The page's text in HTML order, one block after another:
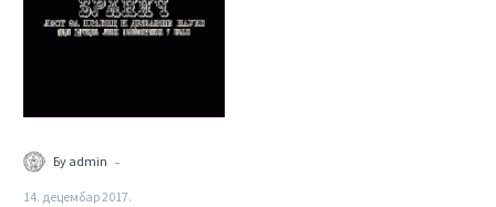
предлога
Бy admin -
14. децембар 2017.